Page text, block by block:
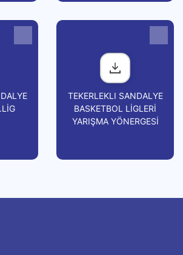
TEKERLEKLI SANDALYE
BASKETBOL LİGLERİ
YARIŞMA YÖNERGESİ